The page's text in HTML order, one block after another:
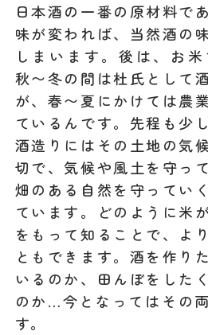
日本酒の一番の原材料で
味が変われば、当然酒の
しまいます。後は、お
秋〜冬の間は杜氏として
が、春〜夏にかけては農
ているんです。先程も少
酒造りにはその土地の気
切で、気候や風土を守っ
畑のある自然を守ってい
ています。どのように米
をもって知ることで、よ
ともできます。酒を作り
いるのか、田んぼをした
のか…今となってはその
す。